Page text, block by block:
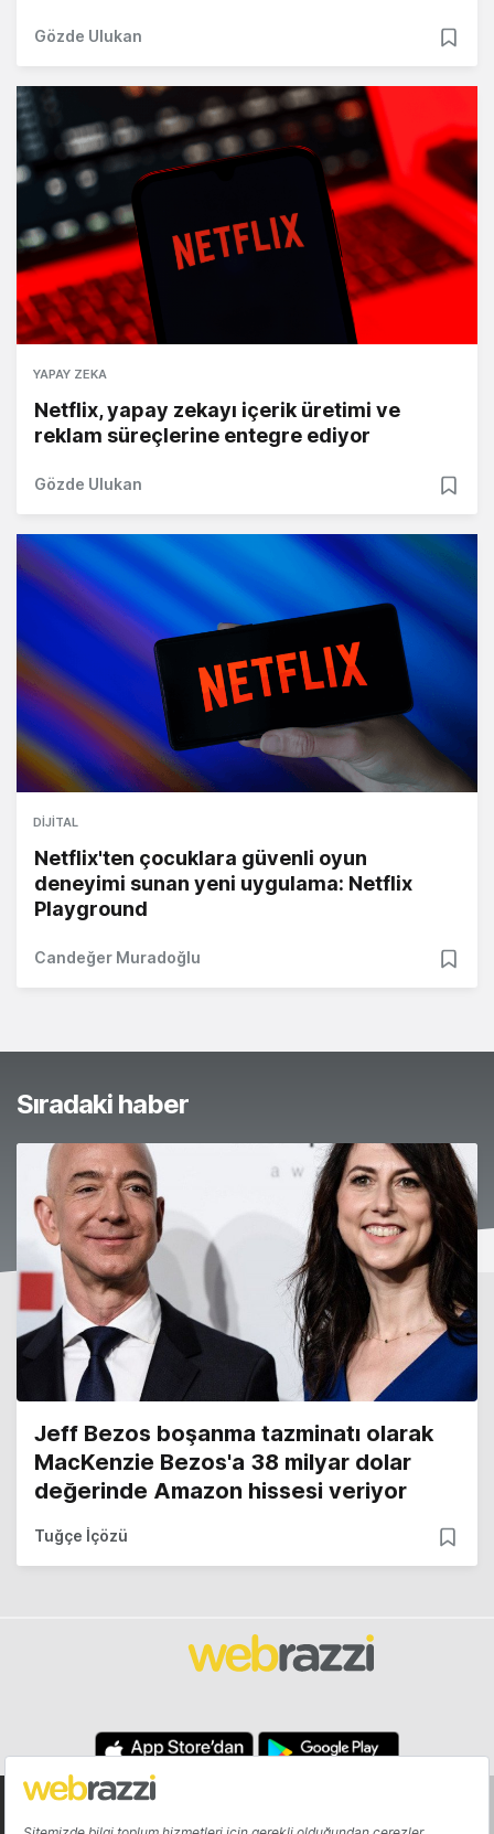
Gözde Ulukan
YAPAY ZEKA
Netflix, yapay zekayı içerik üretimi ve
reklam süreçlerine entegre ediyor
Gözde Ulukan
DIJITAL
Netflix'ten çocuklara güvenli oyun
deneyimi sunan yeni uygulama: Netflix
Playground
Candeğer Muradoğlu
Sıradaki haber
Jeff Bezos boşanma tazminatı olarak
MacKenzie Bezos'a 38 milyar dolar
değerinde Amazon hissesi veriyor
Tuğçe İçözü